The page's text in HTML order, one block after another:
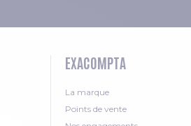
EXACOMPTA
La marque
Points de vente